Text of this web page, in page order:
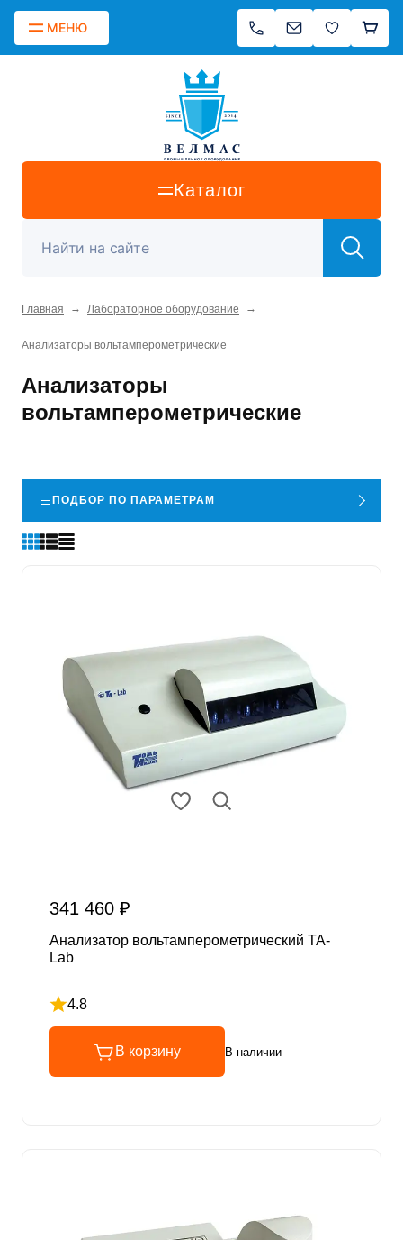
МЕНЮ
Каталог
Главная → Лабораторное оборудование →
Анализаторы вольтамперометрические
Анализаторы
вольтамперометрические
ПОДБОР ПО ПАРАМЕТРАМ
341 460 ₽
Анализатор вольтамперометрический ТА-
Lab
4.8
Рейтинг 4.8 из 5
В корзину В наличии